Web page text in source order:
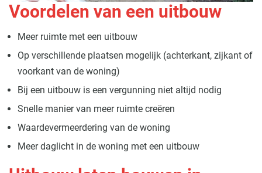
Voordelen van een uitbouw
Meer ruimte met een uitbouw
Op verschillende plaatsen mogelijk (achterkant, zijkant of
voorkant van de woning)
Bij een uitbouw is een vergunning niet altijd nodig
Snelle manier van meer ruimte creëren
Waardevermeerdering van de woning
Meer daglicht in de woning met een uitbouw